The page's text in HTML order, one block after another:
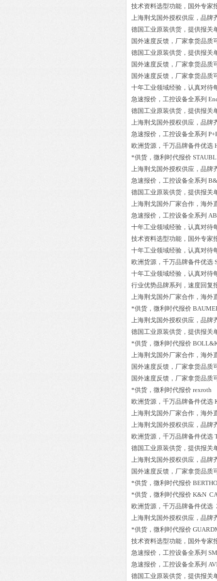
技术资料选型功能，国外专家
上海荆戈国外授权供应，品牌
德国工业原装供货，提供报关
国外速度反馈，厂家拿货品质
德国工业原装供货，提供报关
国外速度反馈，厂家拿货品质
国外速度反馈，厂家拿货品质
十年工业领域经验，认真对待
急速报价，工控设备全系列
德国工业原装供货，提供报关
上海荆戈国外授权供应，品牌
急速报价，工控设备全系列
欧洲货源，千万品牌备件优选
*供货，微利时代报价
上海荆戈国外授权供应，品牌
急速报价，工控设备全系列
德国工业原装供货，提供报关
上海荆戈国外厂家合作，海外
急速报价，工控设备全系列
十年工业领域经验，认真对待
技术资料选型功能，国外专家
十年工业领域经验，认真对待
欧洲货源，千万品牌备件优选
十年工业领域经验，认真对待
行业优势品牌系列，速度回复
上海荆戈国外厂家合作，海外
*供货，微利时代报价
上海荆戈国外授权供应，品牌
德国工业原装供货，提供报关
*供货，微利时代报价
上海荆戈国外厂家合作，海外
国外速度反馈，厂家拿货品质
国外速度反馈，厂家拿货品质
*供货，微利时代报价 rexroth
欧洲货源，千万品牌备件优选
上海荆戈国外厂家合作，海外
上海荆戈国外授权供应，品牌
欧洲货源，千万品牌备件优选
德国工业原装供货，提供报关
上海荆戈国外授权供应，品牌
国外速度反馈，厂家拿货品质
*供货，微利时代报价
*供货，微利时代报价 K&N
欧洲货源，千万品牌备件优选
上海荆戈国外授权供应，品牌
*供货，微利时代报价
技术资料选型功能，国外专家
急速报价，工控设备全系列
急速报价，工控设备全系列
德国工业原装供货，提供报关